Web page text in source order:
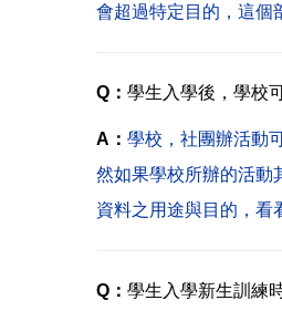
會超過特定目的，這個
Q： 學生入學後，學校
A： 學校，社團辦活動
然如果學校所辦的活動
資料之用途與目的，看
Q： 學生入學新生訓練